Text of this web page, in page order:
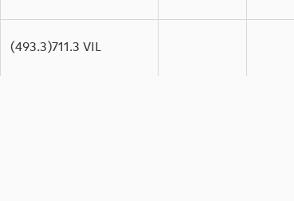
(493.3)711.3 VIL